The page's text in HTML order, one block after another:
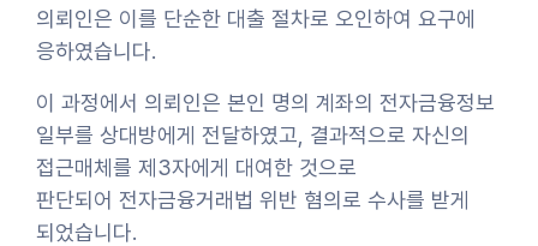
의뢰인은 이를 단순한 대출 절차로 오인하여 요구에
응하였습니다.
이 과정에서 의뢰인은 본인 명의 계좌의 전자금융정보
일부를 상대방에게 전달하였고, 결과적으로 자신의
접근매체를 제3자에게 대여한 것으로
판단되어 전자금융거래법 위반 혐의로 수사를 받게
되었습니다.